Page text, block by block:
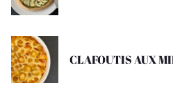
CLAFOUTIS AUX